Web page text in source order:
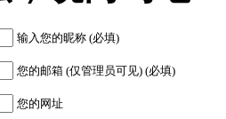
输入您的昵称 (必填)
您的邮箱 (仅管理员可见) (必填)
您的网址